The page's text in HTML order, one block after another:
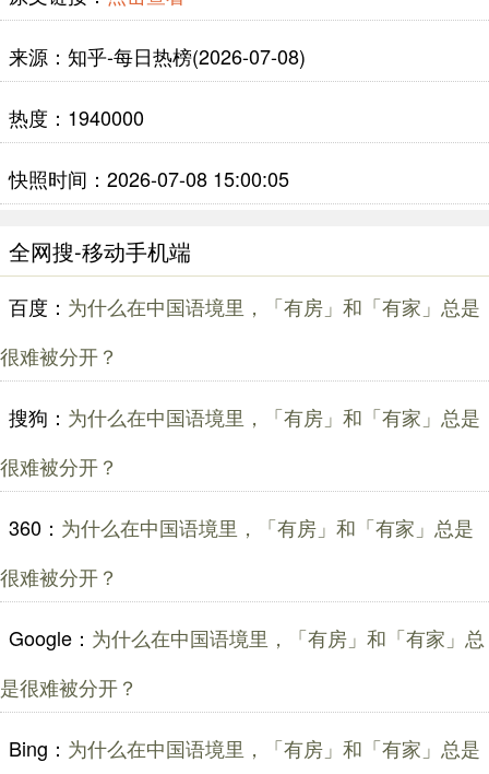
来源：知乎-每日热榜(2026-07-08)
热度：1940000
快照时间：2026-07-08 15:00:05
全网搜-移动手机端
百度： 为什么在中国语境里，「有房」和「有家」总是
很难被分开？
搜狗： 为什么在中国语境里，「有房」和「有家」总是
很难被分开？
360： 为什么在中国语境里，「有房」和「有家」总是
很难被分开？
Google： 为什么在中国语境里，「有房」和「有家」总
是很难被分开？
Bing： 为什么在中国语境里，「有房」和「有家」总是